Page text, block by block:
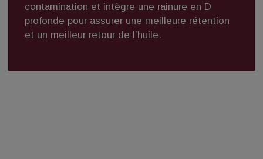
contamination et intègre une rainure en D
profonde pour assurer une meilleure rétention
et un meilleur retour de l’huile.